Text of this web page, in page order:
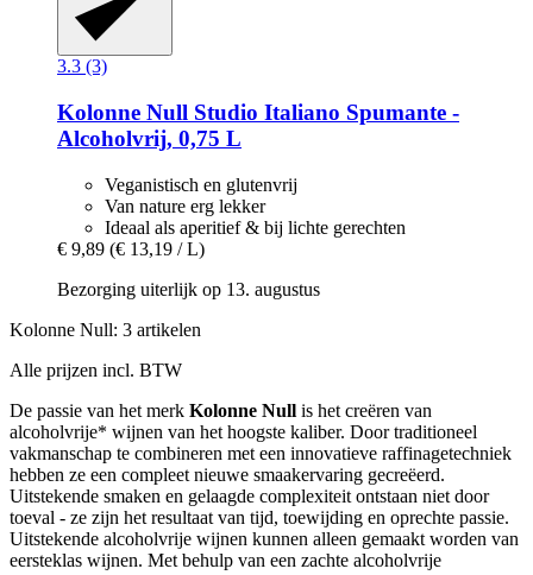
3.3 (3)
Kolonne Null Studio Italiano Spumante -​
Alcoholvrij, 0,75 L
Veganistisch en glutenvrij
Van nature erg lekker
Ideaal als aperitief & bij lichte gerechten
€ 9,89 (€ 13,19 / L)
Bezorging uiterlijk op 13. augustus
Kolonne Null: 3 artikelen
Alle prijzen incl. BTW
De passie van het merk Kolonne Null is het creëren van
alcoholvrije* wijnen van het hoogste kaliber. Door traditioneel
vakmanschap te combineren met een innovatieve raffinagetechniek
hebben ze een compleet nieuwe smaakervaring gecreëerd.
Uitstekende smaken en gelaagde complexiteit ontstaan niet door
toeval - ze zijn het resultaat van tijd, toewijding en oprechte passie.
Uitstekende alcoholvrije wijnen kunnen alleen gemaakt worden van
eersteklas wijnen. Met behulp van een zachte alcoholvrije